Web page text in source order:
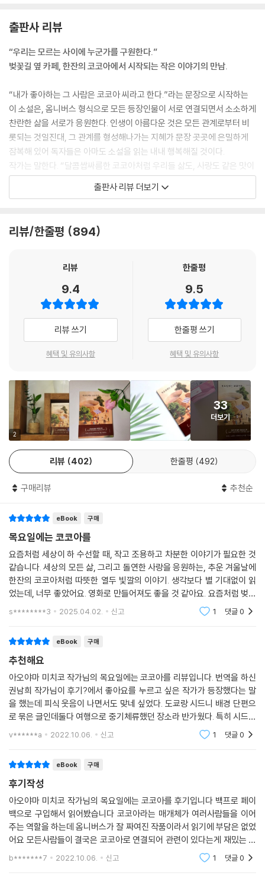
는 일이라면…… 할 수 있는 일이라면……. (...)
“비었습니다.”
들뜬 목소리로 코코아 씨에게 말하자, 그녀는 어리둥절한 표정으로 얼굴을
들었다. 쓸데없는 짓을 했나 하고 잠시 움찔했지만, 어떻게든 마음을 전하
고 싶어서 나는 용기를 쥐어짰다.
“늘 앉으시던 자리 말입니다. 좋아하는 자리에 앉는 것만으로 힘이 날 때가
있잖아요.”
코코아 씨는 큰 눈을 더 커다랗게 뜨고 방금 빈 자리를 깜짝 놀란 표정으로
돌아보았다. 그리고 다음 순간, 눈이 사르르 녹듯이 웃었다.
“고맙습니다. 그럴지도 모르겠군요.”
--- p.14 「Brown/Tokyo」 중에서
‘사귀어주세요’가 아니라 ‘결혼합시다’라니. 그래서 난 동정하는 줄 알고 못
나는 멋있는 남자를 좋아해요.” 그때는 마음이 어두울 때라 착한 신이치로
“멋있어지겠습니다. 약속합니다. 지금은 밋밋해 보이겠지만, 나이를 먹을
수록 반드시 로맨스그레이의 멋진 남자가 되겠습니다.”
나는 입을 멍하니 벌리고 한동안 신이치로 씨의 웃는 얼굴을 바라보았어
요. 그리고 상상했죠. 나이를 먹어서 할아버지가 된 신이치로 씨를. 나도 놀
랄 정도로 쉽게 그려지더군요. 아, 이 사람은 정말로 로맨스그레이의 멋진
할아버지가 되겠구나. 나는 이 사람과 있으면 절대 불행해지지 않겠구나.
--- p.101 「Grey/Sydey」 중에서
“좋아하는 장소에 있는 것만으로 건강해지는 일도 있대. 어떤 사람이 그렇
게 가르쳐주었어.”
그 문장을 읽고 비로소 깨달았다. 마코와의 약속. 4월의 벚꽃이다. 마코가
가장 좋아하는 장소. 나는 바로 답장을 썼다.
“가을까지 꼭 병을 고쳐서 도쿄에 갈게. 마코와 함께 벚꽃을 볼 거야.”
그러나 나의 병은 점점 진행됐다. 연말에 한 정밀검사 결과, 큰 수술이 필요
른다. 하지만 리스크는 컸다. 의사는 성공 확률이 반반이라고 했다. 수술 받
겠다면, 어쩌면 이제 깨어나지 못할 수도 있다는 각오를 해주세요, 라고.
몸서리칠 정도로 무서웠다. 하지만 가능성이 반이나 있다면 도전해보자고
생각했다. 수술해서 건강해지자. 나는 마코와 벚꽃을 보러 갈 거니까. 그렇
게 약속했으니까.
--- p.170 「Purple/Sydey」 중에서
“핫코코아입니다. 뜨거우니 조심하세요.” 다쿠미를 향한 그 목소리와 미
었겠죠. 하지만 그 목소리에는 사람에 대한 경의와 일에 대한 긍지가 배어
나서, 나는 단숨에 마음을 사로잡혀버렸습니다. 아직 유치원생일 남자아이
에게 ‘한 사람의 손님’으로 진지하게 대응하는 당신에게. 그리고 너무나 부
드러운 ‘코코아’라는 발음에. 아, 진짜구나. 그렇게 생각했습니다. 일률적인
매뉴얼대로 하는 게 아닌 당신의 진심. 당신이 부자의 자리에서 떠날 때 나
도 불러서 주문했죠.
당신을 만나고 처음 알았습니다. 세상에는 ‘첫눈에 반하기’만 있는 게 아니
니다.
‘코코아 씨’.
그 후 줄곧 마음속으로 당신을 그렇게 부르고 있습니다.(...)
나는 잔뜩 가라앉아서 당신의 코코아를 마시러 가게에 왔지만, 내가 좋아
하는 자리는 비어 있지 않았습니다. 할 수 없이 다른 테이블에 앉아서 한동
안 멍하니 생각에 잠겨 있는데 당신이 갑자기 말을 걸어주었어요.
“늘 앉으시는 자리 말입니다. 좋아하는 자리에 앉는 것만으로 힘이 날 때도
출판사 리뷰
“우리는 모르는 사이에 누군가를 구원한다.”
벚꽃길 옆 카페, 한잔의 코코아에서 시작되는 작은 이야기의 만남.
“내가 좋아하는 그 사람은 코코아 씨라고 한다.”라는 문장으로 시작하는
이 소설은, 옴니버스 형식으로 모든 등장인물이 서로 연결되면서 소소하게
찬란한 삶을 서로가 응원한다. 인생이 아름다운 것은 모든 관계로부터 비
롯되는 것일진대, 그 관계를 형성해나가는 지혜가 문장 곳곳에 은밀하게
잠복해 있어 독자들은 아마도 소설을 읽는 내내 행복해질 것이다.
작가는 말한다. “달콤쌉싸름한 코코아처럼 우리들 삶도, 사랑도 같은 맛이
아닐까!” 살짝 쓴맛이 돌지언정 삶은 결국은 달콤한 맛이다. 그것을 우리
021년 일본 서점 대상 2위 작품 『도서실에 있어요』를 통해 한국 독자들에
라 처음으로 연속 일본 서점대상 2위에 올라 더욱 화제가 됐다. 이 작품 『목
키책대상을 수상하기도 했다. 평범하면서도 특별한 마블 카페에서부터 시
작되어 총 12개의 단편으로 이루어진 이 작품에서는 한 곳의 장소를 넘어
호주의 시드니, 유치원, 보태니컬 가든, 샌드위치 가게 등 각자의 사연이
담긴 장소들로 독자들을 안내한다.
야’의 작품으로, 〈MINIATURE LIFE IN SEOUL- 타나카 타츠야의 다시 보
는 세상〉이라는 전시로 국내에서도 많은 팬을 보유하고 있어 마찬가지로
눈여겨볼 만하다.
‘삶’이라는 선물을 너무도 절묘하게 전달하는 소설!
목요일에는 코코아를. 코코아를 마시는 곳은 벚나무 가로수 길 끝에 있는
아담하고 정갈한 ‘마블 카페’란 곳이다. 마블 카페의 주인인 ‘마스터’는 재
의 마스터. 첫 번째 화자인 마블 카페의 점원이자 점장인 와타루도 마스터
뀐다. 마블 카페의 손님 아사미(Yellow), 아사미의 아들이 다니는 유치원
선생님 에나(Pink), 에나의 상사인 야스코(Blue), 야스코의 친구인 리사
(Red), 리사가 호주에 신혼여행 가서 만난 노부부(Grey), 노부부가 호텔
에 식사하러 갔을 때 서빙한 아르바이트생이자 화가 지망생인 유(Gree
n), 유가 가끔 가는 샌드위치 가게 주인 랄프 씨(Orange), 랄프 씨가 짝사
랑한 신디(Turquoise), 신디의 아로마테라피 선생님인 그레이스의 친구
아쓰코(Black), 신디의 일본인 친구 마코의 절친인 메리(Purple), 마블
미있는 구성과 훈훈한 스토리의 삼단콤보인 이 사랑스러운 아오야마 미치
코의 소설이 스마트폰에 홀려서 잊고 있던 독서를 찾는 계기가 됐으면 좋
겠다.
여행은 돌아오기 위해 떠나는 것이라고 누군가 말했다. 원을 그리며 원래
의 자리로 돌아가는 여행을 하는 것만 같은 『목요일에는 코코아를』을 읽고
돌아와서는 다시 펼쳐보고 싶을 것이다. 위로가 필요한 날 따뜻한 코코아
를 한 잔 마시는 기분으로, 작은 이야기로부터 아름다운 삶, 따뜻한 관계의
오랜만에 읽자마자 ‘좋아요’를 열 번 스무 번 누르고 싶은 작가를 만났다.
달콤한 흥분으로 번역하는 내내 입가에 미소가 맴돌았다. 이것이 내 개인
취향만은 아니란 것은 그가 일본서점대상에서 2년 연속 2 위에 오른 것만
으로도 알 수 있다. 그것도 문단 데뷔 5년 차에.
(...) 짧은 분량과 재미있는 구성과 훈훈한 스토리의 삼단콤보인 이 사랑스
러운 아오야마 미치코의 소설이 스마트폰에 홀려서 잊고 있던 독서를 찾는
출판사 리뷰 더보기
리뷰/한줄평 894
리뷰
9.4
리뷰 쓰기
혜택 및 유의사항
한줄평
9.5
한줄평 쓰기
혜택 및 유의사항
2
33
더보기
리뷰 402 한줄평 492
구매리뷰 추천순
eBook 구매
목요일에는 코코아를
요즘처럼 세상이 하 수선할 때, 작고 조용하고 차분한 이야기가 필요한 것
같습니다. 세상의 모든 삶, 그리고 돌연한 사랑을 응원하는, 추운 겨울날에
한잔의 코코아처럼 따뜻한 열두 빛깔의 이야기. 생각보다 별 기대없이 읽
었는데, 너무 좋았어요. 영화로 만들어져도 좋을 것 같아요. 요즘처럼 벚꽃
이 피고 지는 봄에 읽기 딱 알맞은 이야기 입니다. 추천합니다.
s********3 2025.04.02. 신고 1 댓글0
eBook 구매
추천해요
아오야마 미치코 작가님의 목요일에는 코코아를 리뷰입니다. 번역을 하신
권남희 작가님이 후기?에서 좋아요를 누르고 싶은 작가가 등장했다는 말
을 했는데 피식 웃음이 나면서도 맞네 싶었다. 도쿄랑 시드니 배경 단편으
로 묶은 글인데둘다 여행으로 중기체류했던 장소라 반가웠다. 특히 시드니
는 너무 그리워서 먹먹했다는... 글을 읽는 묘미를 다시 깨닫게 해주는 소설
v******a 2022.10.06. 신고 1 댓글0
eBook 구매
후기작성
아오야마 미치코 작가님의 목요일에는 코코아를 후기입니다 백프로 페이
백으로 구입해서 읽어봤습니다 코코아라는 매개체가 여러사람들을 이어
주는 역할을 하는데 옴니버스가 잘 짜여진 작품이라서 읽기에 부담은 없었
어요 모든사람들이 결국은 코코아로 연결되어 관련이 있다는게 재밌는 발
상이더라고요 다양한 글이라서 더 짧게 느껴지는 것 같았습니다 상상하는
b*******7 2022.10.06. 신고 1 댓글0